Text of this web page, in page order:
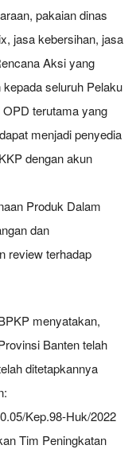
pakaian dinas
jasa kebersihan, jasa
Aksi yang
seluruh Pelaku
terutama yang
menjadi penyedia
dengan akun
Produk Dalam
dan
review terhadap
menyatakan,
Banten telah
ditetapkannya
Kep.98-Huk/2022
Tim Peningkatan